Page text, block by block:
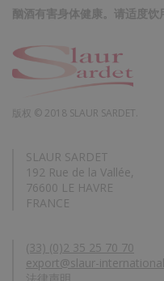
酗酒有害身体健康。请适度饮
版权 © 2018 SLAUR SARDET.
SLAUR SARDET
192 Rue de la Vallée,
76600 LE HAVRE
FRANCE
(33) (0)2 35 25 70 70
export@slaur-